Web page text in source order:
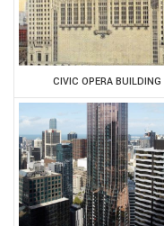
CIVIC OPERA BUILDING